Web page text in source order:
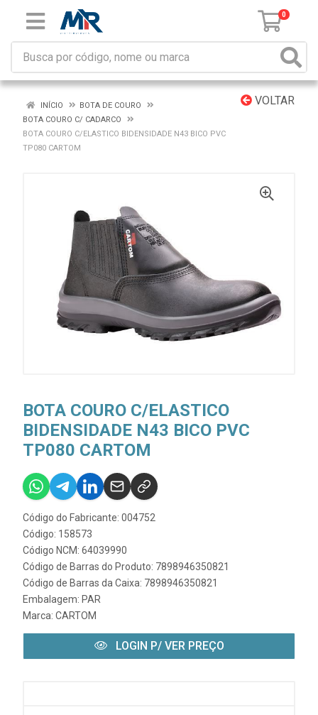
0
VOLTAR
INÍCIO
BOTA DE COURO
BOTA COURO C/ CADARCO
BOTA COURO C/ELASTICO BIDENSIDADE N43 BICO PVC
TP080 CARTOM
BOTA COURO C/ELASTICO
BIDENSIDADE N43 BICO PVC
TP080 CARTOM
Código do Fabricante: 004752
Código: 158573
Código NCM: 64039990
Código de Barras do Produto: 7898946350821
Código de Barras da Caixa: 7898946350821
Embalagem: PAR
Marca: CARTOM
LOGIN P/ VER PREÇO